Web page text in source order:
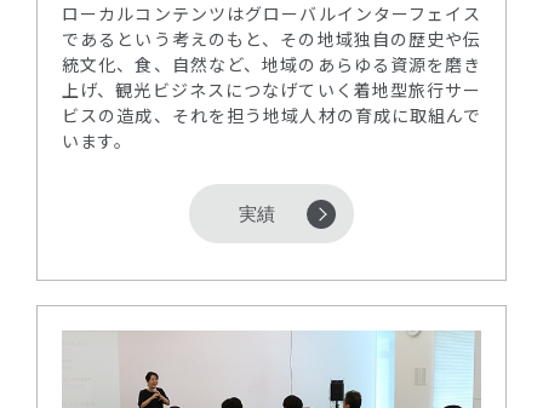
ローカルコンテンツはグローバルインターフェイス
であるという考えのもと、その地域独自の歴史や伝
統文化、食、自然など、地域のあらゆる資源を磨き
上げ、観光ビジネスにつなげていく着地型旅行サー
ビスの造成、それを担う地域人材の育成に取組んで
います。
実績